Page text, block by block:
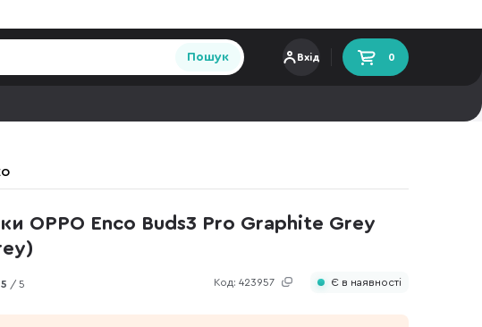
Пошук Вхід 0
OPPO Enco Buds3 Pro Graphite Grey
Код: 423957
5 / 5 Є в наявності